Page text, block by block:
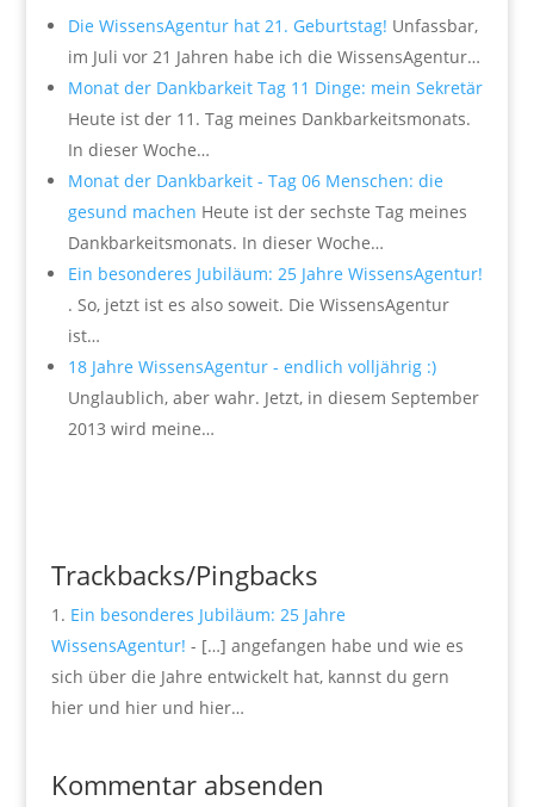
Die WissensAgentur hat 21. Geburtstag! Unfassbar,
im Juli vor 21 Jahren habe ich die WissensAgentur…
Monat der Dankbarkeit Tag 11 Dinge: mein Sekretär
Heute ist der 11. Tag meines Dankbarkeitsmonats.
In dieser Woche…
Monat der Dankbarkeit - Tag 06 Menschen: die
gesund machen Heute ist der sechste Tag meines
Dankbarkeitsmonats. In dieser Woche…
Ein besonderes Jubiläum: 25 Jahre WissensAgentur!
. So, jetzt ist es also soweit. Die WissensAgentur
ist…
18 Jahre WissensAgentur - endlich volljährig :)
Unglaublich, aber wahr. Jetzt, in diesem September
2013 wird meine…
Trackbacks/Pingbacks
Ein besonderes Jubiläum: 25 Jahre
WissensAgentur! - […] angefangen habe und wie es
sich über die Jahre entwickelt hat, kannst du gern
hier und hier und hier…
Kommentar absenden